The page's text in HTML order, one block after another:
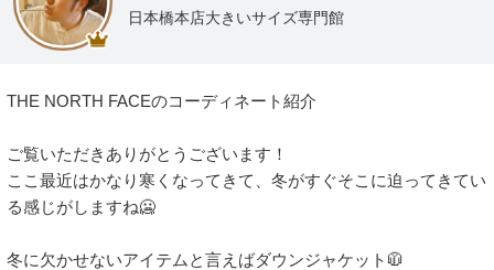
日本橋本店大きいサイズ専門館
THE NORTH FACEのコーディネート紹介
ご覧いただきありがとうございます！
ここ最近はかなり寒くなってきて、冬がすぐそこに迫ってきてい
る感じがしますね🥶
冬に欠かせないアイテムと言えばダウンジャケット🧥